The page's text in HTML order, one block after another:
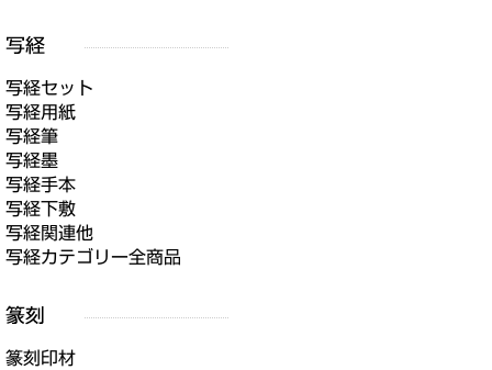
写経セット
写経用紙
写経筆
写経墨
写経手本
写経下敷
写経関連他
写経カテゴリー全商品
篆刻印材